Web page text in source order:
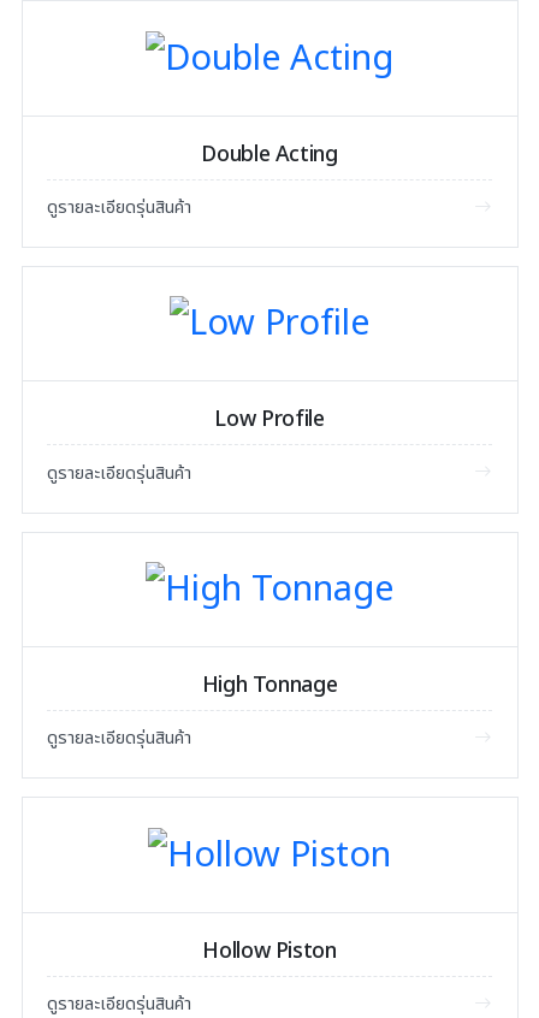
Double Acting
ดูรายละเอียดรุ่นสินค้า
Low Profile
ดูรายละเอียดรุ่นสินค้า
High Tonnage
ดูรายละเอียดรุ่นสินค้า
Hollow Piston
ดูรายละเอียดรุ่นสินค้า